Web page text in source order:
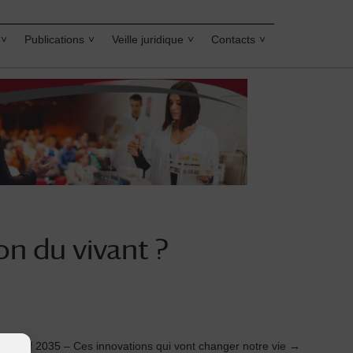
Publications Veille juridique Contacts
du vivant ?
2035 – Ces innovations qui vont changer notre vie →